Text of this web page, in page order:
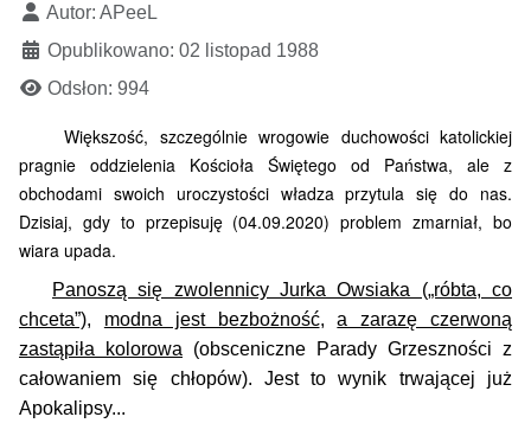
Autor: APeeL
Opublikowano: 02 listopad 1988
Odsłon: 994
Większość, szczególnie wrogowie duchowości katolickiej
pragnie oddzielenia Kościoła Świętego od Państwa, ale z
obchodami swoich uroczystości władza przytula się do nas.
Dzisiaj, gdy to przepisuję (04.09.2020) problem zmarniał, bo
wiara upada.
Panoszą się zwolennicy Jurka Owsiaka („róbta, co
chceta”), modna jest bezbożność,a zarazę czerwoną
zastąpiła kolorowa (obsceniczne Parady Grzeszności z
całowaniem się chłopów). Jest to wynik trwającej już
Apokalipsy...